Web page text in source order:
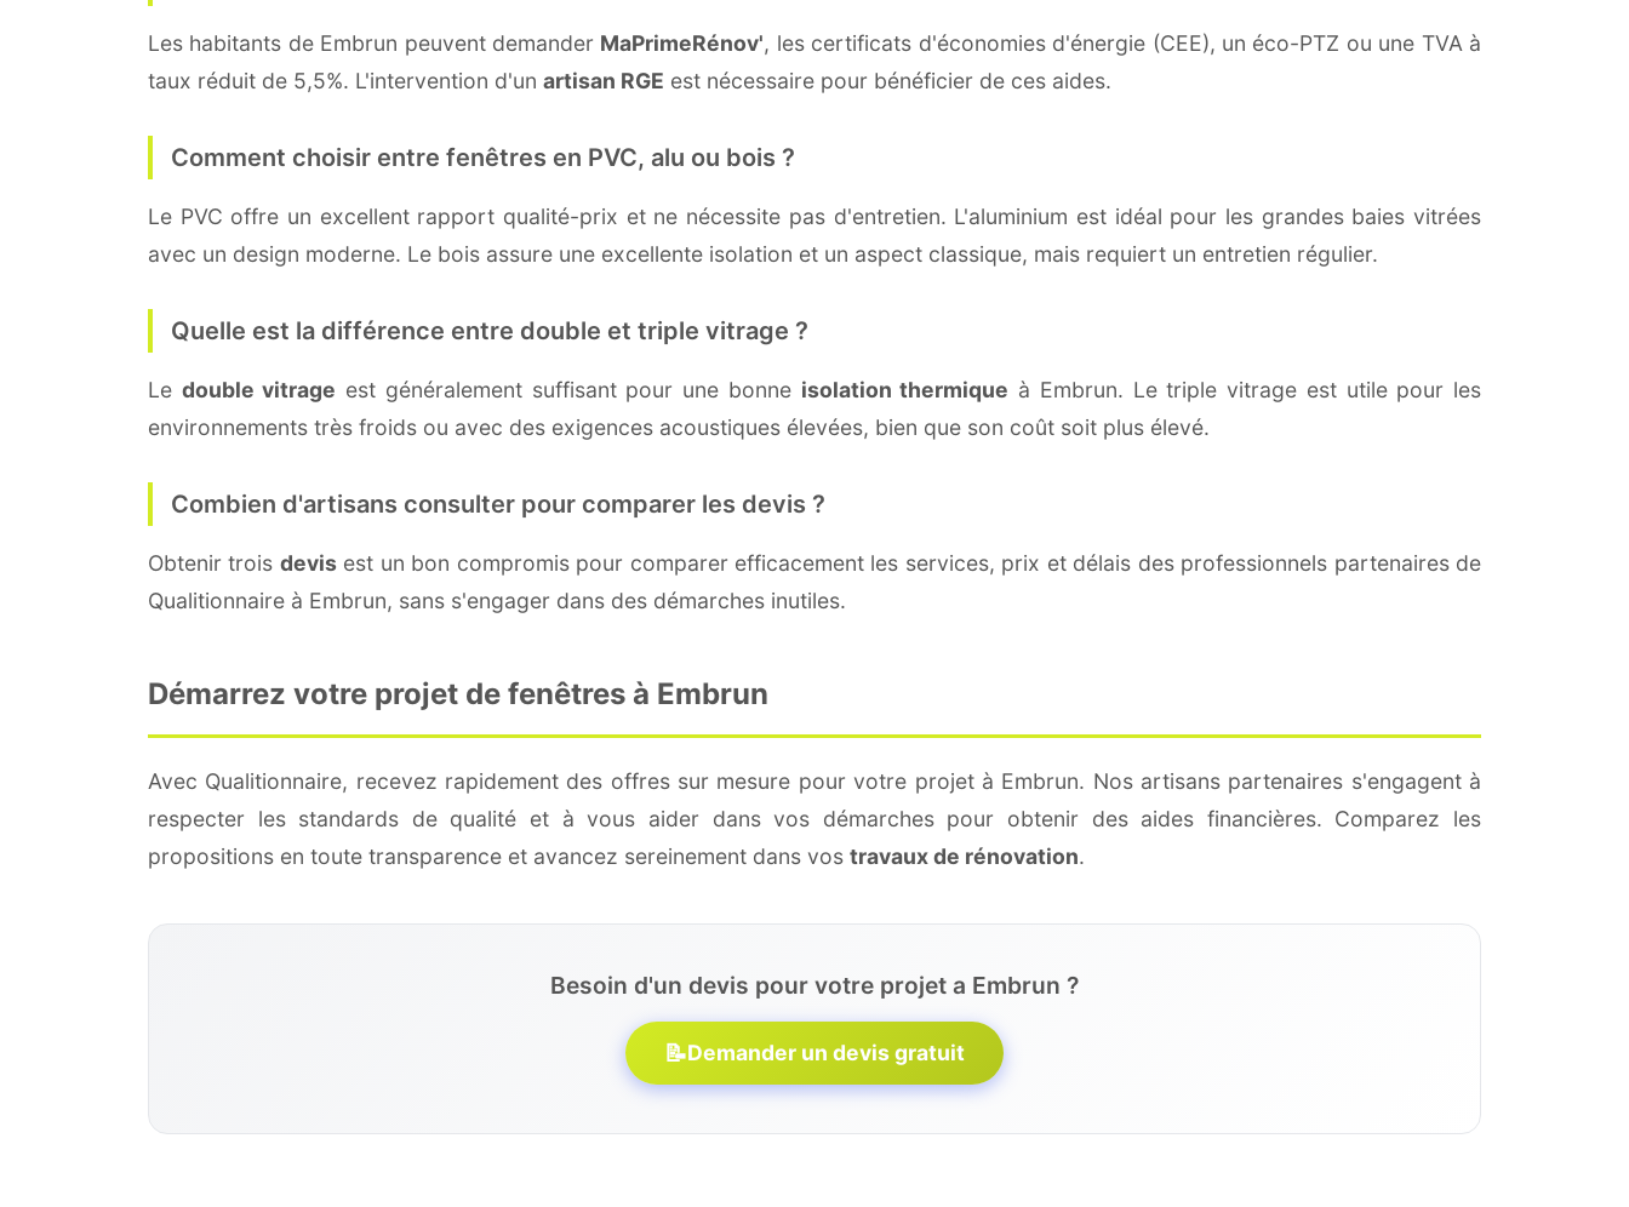
Les habitants de Embrun peuvent demander MaPrimeRénov', les certificats d'économies d'énergie (CEE), un éco-PTZ ou une TVA à
taux réduit de 5,5%. L'intervention d'un artisan RGE est nécessaire pour bénéficier de ces aides.
Comment choisir entre fenêtres en PVC, alu ou bois ?
Le PVC offre un excellent rapport qualité-prix et ne nécessite pas d'entretien. L'aluminium est idéal pour les grandes baies vitrées
avec un design moderne. Le bois assure une excellente isolation et un aspect classique, mais requiert un entretien régulier.
Quelle est la différence entre double et triple vitrage ?
Le double vitrage est généralement suffisant pour une bonne isolation thermique à Embrun. Le triple vitrage est utile pour les
environnements très froids ou avec des exigences acoustiques élevées, bien que son coût soit plus élevé.
Combien d'artisans consulter pour comparer les devis ?
Obtenir trois devisest un bon compromis pour comparer efficacement les services, prix et délais des professionnels partenaires de
Qualitionnaire à Embrun, sans s'engager dans des démarches inutiles.
Démarrez votre projet de fenêtres à Embrun
Avec Qualitionnaire, recevez rapidement des offres sur mesure pour votre projet à Embrun. Nos artisans partenaires s'engagent à
respecter les standards de qualité et à vous aider dans vos démarches pour obtenir des aides financières. Comparez les
propositions en toute transparence et avancez sereinement dans vos travaux de rénovation.
Besoin d'un devis pour votre projet a Embrun ?
📝Demander un devis gratuit